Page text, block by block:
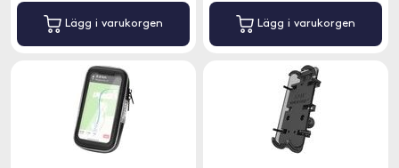
Lägg i varukorgen Lägg i varukorgen